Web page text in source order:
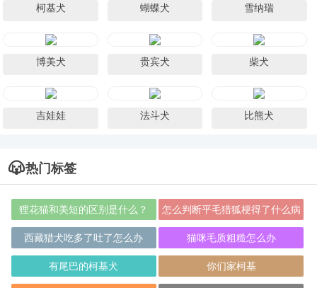
柯基犬 蝴蝶犬 雪纳瑞
博美犬 贵宾犬 柴犬
吉娃娃 法斗犬 比熊犬
热门标签
狸花猫和美短的区别是什么？ 怎么判断平毛猎狐梗得了什么病
西藏猎犬吃多了吐了怎么办 猫咪毛质粗糙怎么办
有尾巴的柯基犬 你们家柯基